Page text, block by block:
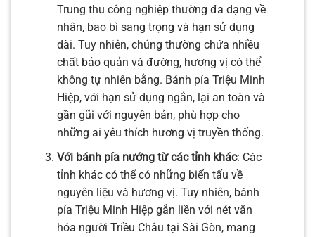
Trung thu công nghiệp thường đa dạng về
nhân, bao bì sang trọng và hạn sử dụng
dài. Tuy nhiên, chúng thường chứa nhiều
chất bảo quản và đường, hương vị có thể
không tự nhiên bằng. Bánh pía Triệu Minh
Hiệp, với hạn sử dụng ngắn, lại an toàn và
gần gũi với nguyên bản, phù hợp cho
những ai yêu thích hương vị truyền thống.
Với bánh pía nướng từ các tỉnh khác: Các
tỉnh khác có thể có những biến tấu về
nguyên liệu và hương vị. Tuy nhiên, bánh
pía Triệu Minh Hiệp gắn liền với nét văn
hóa người Triều Châu tại Sài Gòn, mang